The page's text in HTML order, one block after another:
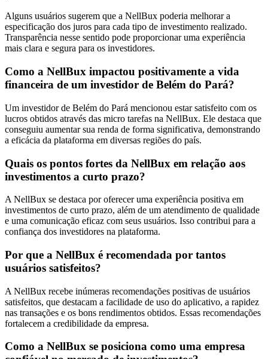
Alguns usuários sugerem que a NellBux poderia melhorar a
especificação dos juros para cada tipo de investimento realizado.
Transparência nesse sentido pode proporcionar uma experiência
mais clara e segura para os investidores.
Como a NellBux impactou positivamente a vida
financeira de um investidor de Belém do Pará?
Um investidor de Belém do Pará mencionou estar satisfeito com os
lucros obtidos através das micro tarefas na NellBux. Ele destaca que
conseguiu aumentar sua renda de forma significativa, demonstrando
a eficácia da plataforma em diversas regiões do país.
Quais os pontos fortes da NellBux em relação aos
investimentos a curto prazo?
A NellBux se destaca por oferecer uma experiência positiva em
investimentos de curto prazo, além de um atendimento de qualidade
e uma comunicação eficaz com seus usuários. Isso contribui para a
confiança dos investidores na plataforma.
Por que a NellBux é recomendada por tantos
usuários satisfeitos?
A NellBux recebe inúmeras recomendações positivas de usuários
satisfeitos, que destacam a facilidade de uso do aplicativo, a rapidez
nas transações e os bons rendimentos obtidos. Essas recomendações
fortalecem a credibilidade da empresa.
Como a NellBux se posiciona como uma empresa